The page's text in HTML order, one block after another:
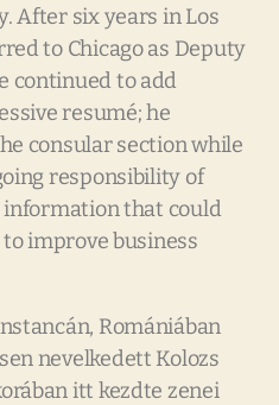
After six years in Los
to Chicago as Deputy
continued to add
resumé; he
consular section while
responsibility of
that could
improve business
Romániában
nevelkedett Kolozs
itt kezdte zenei